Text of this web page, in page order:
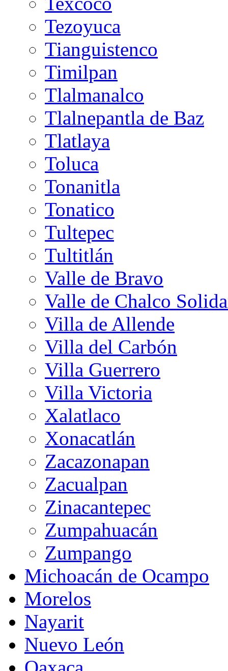
Tezoyuca
Tianguistenco
Timilpan
Tlalmanalco
Tlalnepantla de Baz
Tlatlaya
Toluca
Tonanitla
Tonatico
Tultepec
Tultitlán
Valle de Bravo
Valle de Chalco
Villa de Allende
Villa del Carbón
Villa Guerrero
Villa Victoria
Xalatlaco
Xonacatlán
Zacazonapan
Zacualpan
Zinacantepec
Zumpahuacán
Zumpango
Michoacán de Ocampo
Morelos
Nayarit
Nuevo León